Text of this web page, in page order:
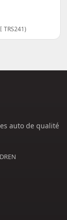
TRS241)
auto de qualité